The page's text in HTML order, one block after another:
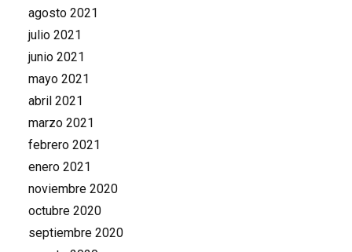
agosto 2021
julio 2021
junio 2021
mayo 2021
abril 2021
marzo 2021
febrero 2021
enero 2021
noviembre 2020
octubre 2020
septiembre 2020